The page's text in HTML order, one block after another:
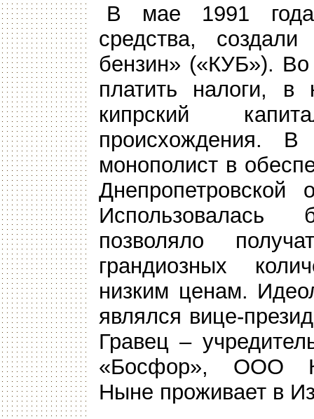
В мае 1991
средства,
бензин» («КУБ»).
платить налоги, в
кипрский
происхождения.
монополист в
Днепропетровской
позволяло
грандиозных
низким ценам.
являлся вице-
Гравец –
«Босфор», ООО
Ныне проживает в